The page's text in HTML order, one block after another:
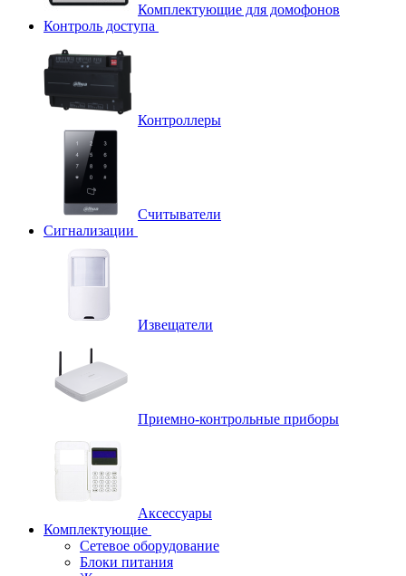
Комплектующие для домофонов
Контроль доступа
Контроллеры
Считыватели
Сигнализации
Извещатели
Приемно-контрольные приборы
Аксессуары
Комплектующие
Сетевое оборудование
Блоки питания